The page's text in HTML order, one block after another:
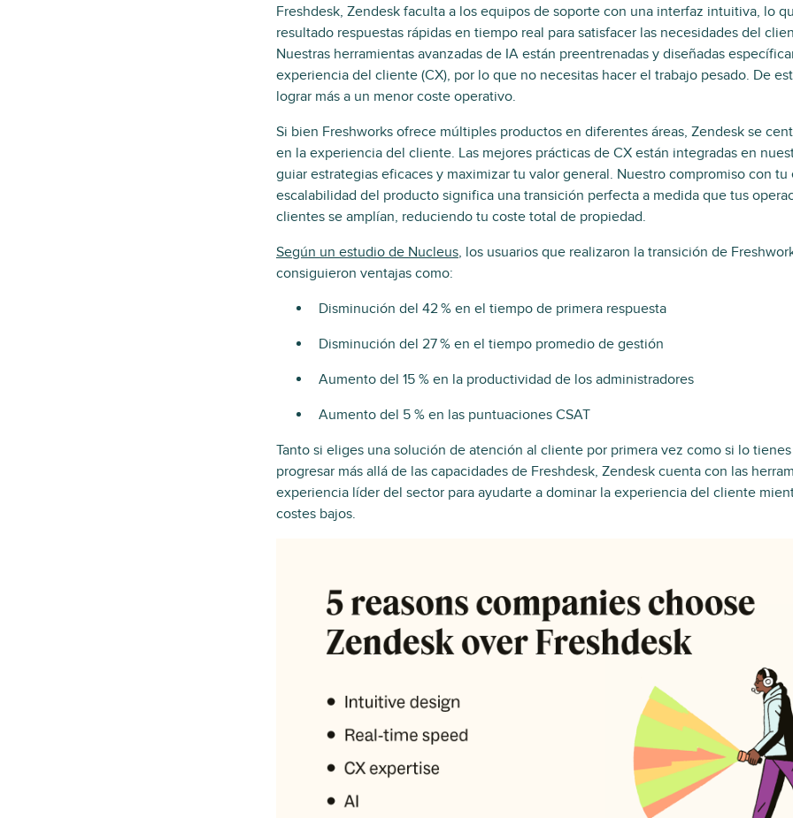
Freshdesk, Zendesk faculta a los equipos de soporte con una interfaz intuitiva, lo
resultado respuestas rápidas en tiempo real para satisfacer las necesidades del
Nuestras herramientas avanzadas de IA están preentrenadas y diseñadas
experiencia del cliente (CX), por lo que no necesitas hacer el trabajo pesado. De
lograr más a un menor coste operativo.
Si bien Freshworks ofrece múltiples productos en diferentes áreas, Zendesk se
en la experiencia del cliente. Las mejores prácticas de CX están integradas en
guiar estrategias eficaces y maximizar tu valor general. Nuestro compromiso con tu
escalabilidad del producto significa una transición perfecta a medida que tus
clientes se amplían, reduciendo tu coste total de propiedad.
Según un estudio de Nucleus, los usuarios que realizaron la transición de
consiguieron ventajas como:
Disminución del 42 % en el tiempo de primera respuesta
Disminución del 27 % en el tiempo promedio de gestión
Aumento del 15 % en la productividad de los administradores
Aumento del 5 % en las puntuaciones CSAT
Tanto si eliges una solución de atención al cliente por primera vez como si lo
progresar más allá de las capacidades de Freshdesk, Zendesk cuenta con las
experiencia líder del sector para ayudarte a dominar la experiencia del cliente
costes bajos.